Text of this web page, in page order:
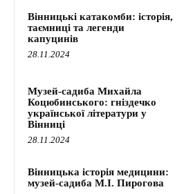
Вінницькі катакомби: історія,
таємниці та легенди
капуцинів
28.11.2024
Музей-садиба Михайла
Коцюбинського: гніздечко
української літератури у
Вінниці
28.11.2024
Вінницька історія медицини:
музей-садиба М.І. Пирогова